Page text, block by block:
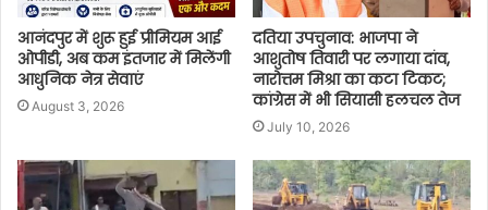
आनंदपुर में शुरू हुई प्रीमियम आई
ओपीडी, अब कम इंतजार में मिलेंगी
आधुनिक नेत्र सेवाएं
August 3, 2026
दतिया उपचुनाव: भाजपा ने
आशुतोष तिवारी पर लगाया दांव,
नारोत्तम मिश्रा का कटा टिकट;
कांग्रेस में भी सियासी हलचल तेज
July 10, 2026